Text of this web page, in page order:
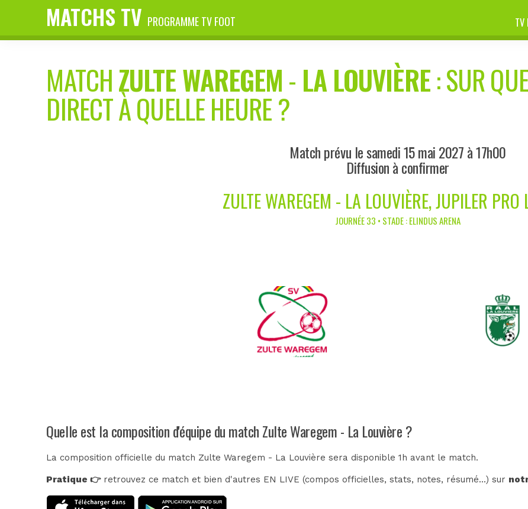
MATCHS TV PROGRAMME TV FOOT TV
MATCHZULTE WAREGEM- LA LOUVIÈRE: SUR
DIRECT À QUELLE HEURE ?
Match prévu le samedi 15 mai 2027 à 17h00
Diffusion à confirmer
ZULTE WAREGEM - LA LOUVIÈRE, JUPILER PRO
JOURNÉE 33 • STADE : ELINDUS ARENA
Quelle est la composition d'équipe du match Zulte Waregem - La Louvière ?
La composition officielle du match Zulte Waregem - La Louvière sera disponible 1h avant le match.
Pratique 👉retrouvez ce match et bien d'autres EN LIVE (compos officielles, stats, notes, résumé...) sur